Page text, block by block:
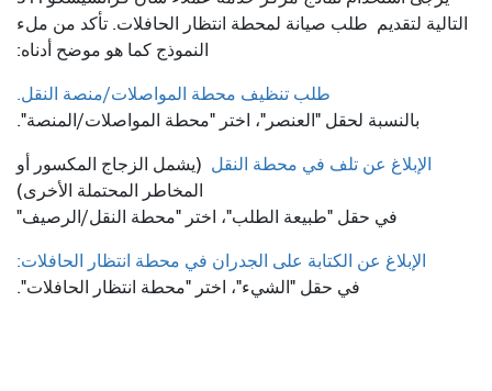
التالية لتقديم طلب صيانة لمحطة انتظار الحافلات. تأكد من ملء
النموذج كما هو موضح أدناه:
طلب تنظيف محطة المواصلات/منصة النقل.
بالنسبة لحقل "العنصر"، اختر "محطة المواصلات/المنصة".
الإبلاغ عن تلف في محطة النقل (يشمل الزجاج المكسور أو
المخاطر المحتملة الأخرى)
في حقل "طبيعة الطلب"، اختر "محطة النقل/الرصيف"
الإبلاغ عن الكتابة على الجدران في محطة انتظار الحافلات:
في حقل "الشيء"، اختر "محطة انتظار الحافلات".